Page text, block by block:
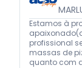
Estamos à
profissional
massas de
quanto com